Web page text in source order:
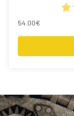
54.00€